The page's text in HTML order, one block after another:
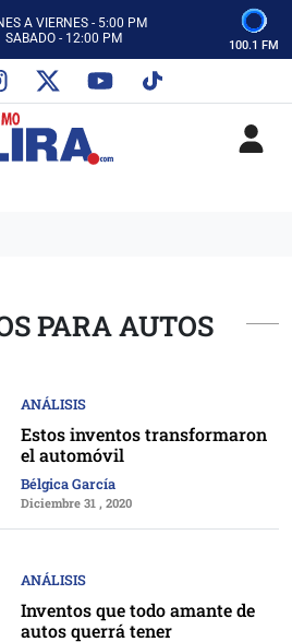
A VIERNES - 5:00 PM
SABADO - 12:00 PM
MEMO LIRA Y SU EQUIPO
A VIERNES - 5:00 PM
SABADO - 12:00 PM
100.1 FM
PARA AUTOS
ANÁLISIS
Estos inventos transformaron
el automóvil
Bélgica García
Diciembre 31 , 2020
ANÁLISIS
Inventos que todo amante de
autos querrá tener